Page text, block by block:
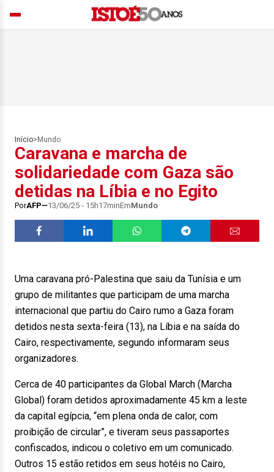
Início> Mundo
Caravana e marcha de
solidariedade com Gaza são
detidas na Líbia e no Egito
PorAFP 13/06/25 - 15h17minEmMundo
Uma caravana pró-Palestina que saiu da Tunísia e um
grupo de militantes que participam de uma marcha
internacional que partiu do Cairo rumo a Gaza foram
detidos nesta sexta-feira (13), na Líbia e na saída do
Cairo, respectivamente, segundo informaram seus
organizadores.
Cerca de 40 participantes da Global March (Marcha
Global) foram detidos aproximadamente 45 km a leste
da capital egípcia, “em plena onda de calor, com
proibição de circular”, e tiveram seus passaportes
confiscados, indicou o coletivo em um comunicado.
Outros 15 estão retidos em seus hotéis no Cairo,